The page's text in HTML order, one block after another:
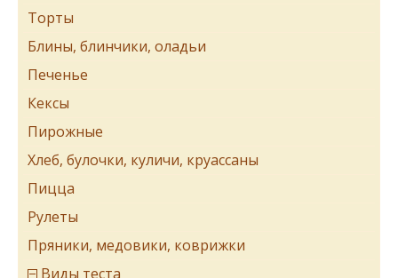
Торты
Блины, блинчики, оладьи
Печенье
Кексы
Пирожные
Хлеб, булочки, куличи, круассаны
Пицца
Рулеты
Пряники, медовики, коврижки
Виды теста